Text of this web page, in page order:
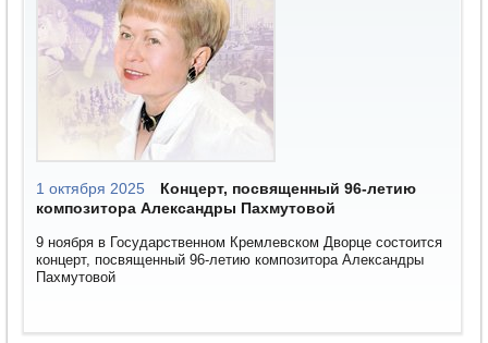
1 октября 2025
Концерт, посвященный 96-летию
композитора Александры Пахмутовой
9 ноября в Государственном Кремлевском Дворце состоится
концерт, посвященный 96-летию композитора Александры
Пахмутовой